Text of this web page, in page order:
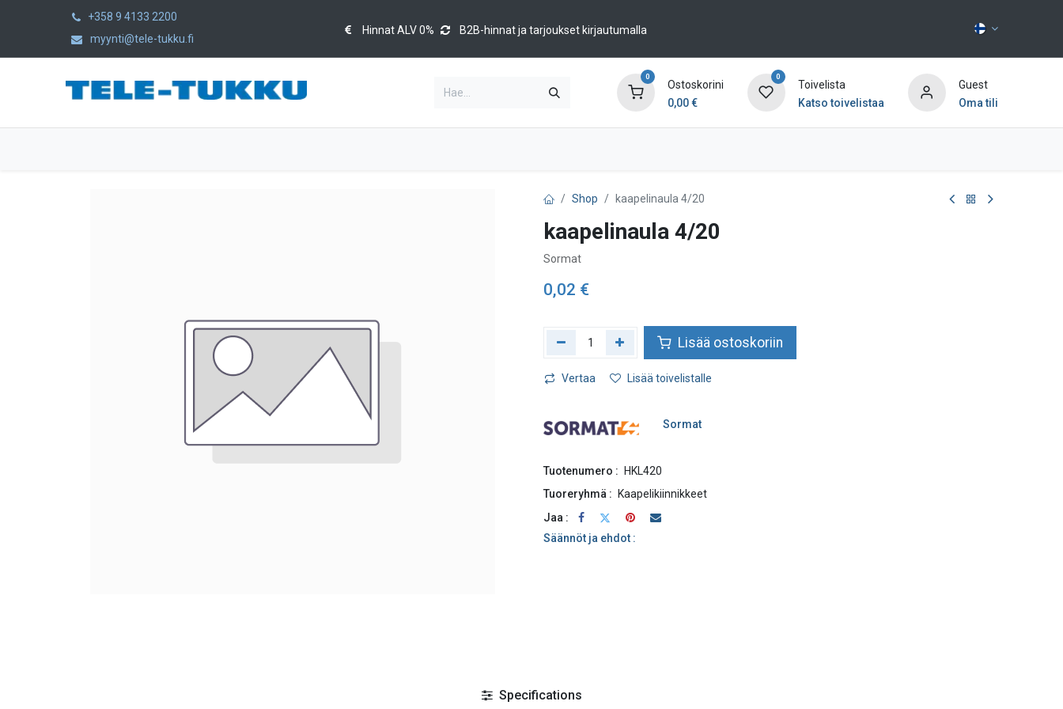
+358 9 4133 2200
myynti@tele-tukku.fi
Hinnat ALV 0% B2B-hinnat ja tarjoukset kirjautumalla
0
Ostoskorini
0,00€
0
Toivelista
Katso toivelistaa
Guest
Oma tili
Shop kaapelinaula 4/20
kaapelinaula 4/20
Sormat
0,02 €
Lisää ostoskoriin
Vertaa Lisää toivelistalle
Sormat
Tuotenumero :
HKL420
Tuoreryhmä :
Kaapelikiinnikkeet
Jaa :
Säännöt ja ehdot :
Specifications